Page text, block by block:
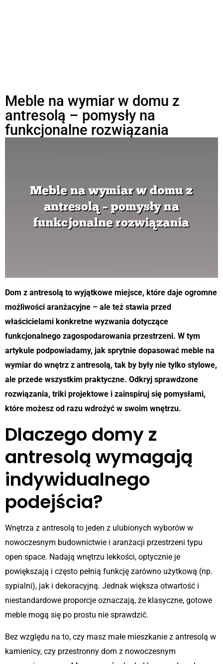
Meble na wymiar w domu z
antresolą – pomysły na
funkcjonalne rozwiązania
Dom z antresolą to wyjątkowe miejsce, które daje ogromne
możliwości aranżacyjne – ale też stawia przed
właścicielami konkretne wyzwania dotyczące
funkcjonalnego zagospodarowania przestrzeni. W tym
artykule podpowiadamy, jak sprytnie dopasować meble na
wymiar do wnętrz z antresolą, tak by były nie tylko stylowe,
ale przede wszystkim praktyczne. Odkryj sprawdzone
rozwiązania, triki projektowe i zainspiruj się pomysłami,
które możesz od razu wdrożyć w swoim wnętrzu.
Dlaczego domy z
antresolą wymagają
indywidualnego
podejścia?
Wnętrza z antresolą to jeden z ulubionych wyborów w
nowoczesnym budownictwie i aranżacji przestrzeni typu
open space. Nadają wnętrzu lekkości, optycznie je
powiększają i często pełnią funkcję zarówno użytkową (np.
sypialni), jak i dekoracyjną. Jednak większa otwartość i
niestandardowe proporcje oznaczają, że klasyczne, gotowe
meble mogą się po prostu nie sprawdzić.
Bez względu na to, czy masz małe mieszkanie z antresolą w
kamienicy, czy przestronny dom z nowoczesnym